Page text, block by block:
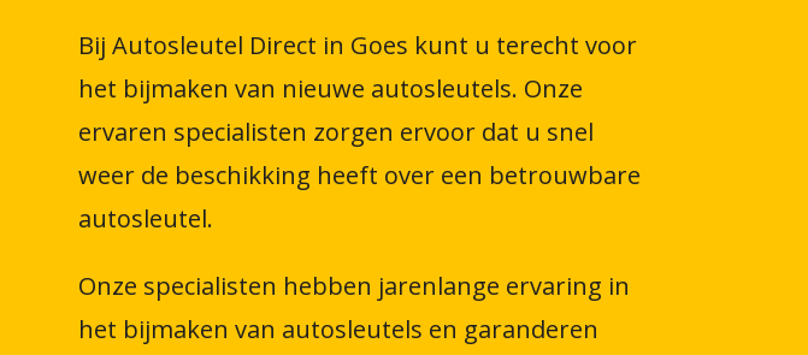
Bij Autosleutel Direct in Goes kunt u terecht voor
het bijmaken van nieuwe autosleutels. Onze
ervaren specialisten zorgen ervoor dat u snel
weer de beschikking heeft over een betrouwbare
autosleutel.
Onze specialisten hebben jarenlange ervaring in
het bijmaken van autosleutels en garanderen